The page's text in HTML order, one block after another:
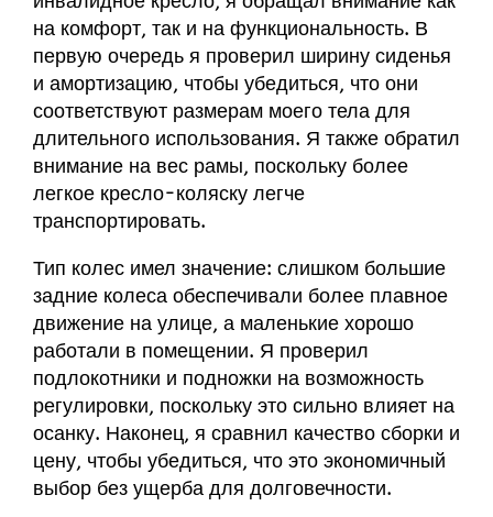
на комфорт, так и на функциональность. В
первую очередь я проверил ширину сиденья
и амортизацию, чтобы убедиться, что они
соответствуют размерам моего тела для
длительного использования. Я также обратил
внимание на вес рамы, поскольку более
легкое кресло-коляску легче
транспортировать.
Тип колес имел значение: слишком большие
задние колеса обеспечивали более плавное
движение на улице, а маленькие хорошо
работали в помещении. Я проверил
подлокотники и подножки на возможность
регулировки, поскольку это сильно влияет на
осанку. Наконец, я сравнил качество сборки и
цену, чтобы убедиться, что это экономичный
выбор без ущерба для долговечности.